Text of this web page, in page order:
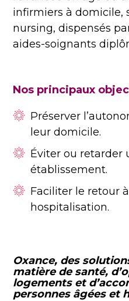
infirmiers à domicile,
nursing, dispensés
aides-soignants
Nos principaux
Préserver
leur domicile.
Éviter ou retarder
établissement.
Faciliter le retour
hospitalisation.
Oxance, des
matière de santé,
logements et
personnes âgées et